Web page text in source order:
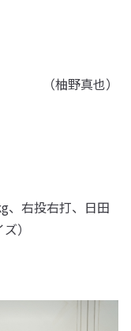
（柚野真也）
、右投右打、日田
）